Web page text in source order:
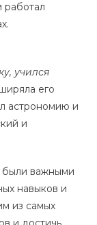
работал
учился
его
астрономию и
и
важными
навыков и
из самых